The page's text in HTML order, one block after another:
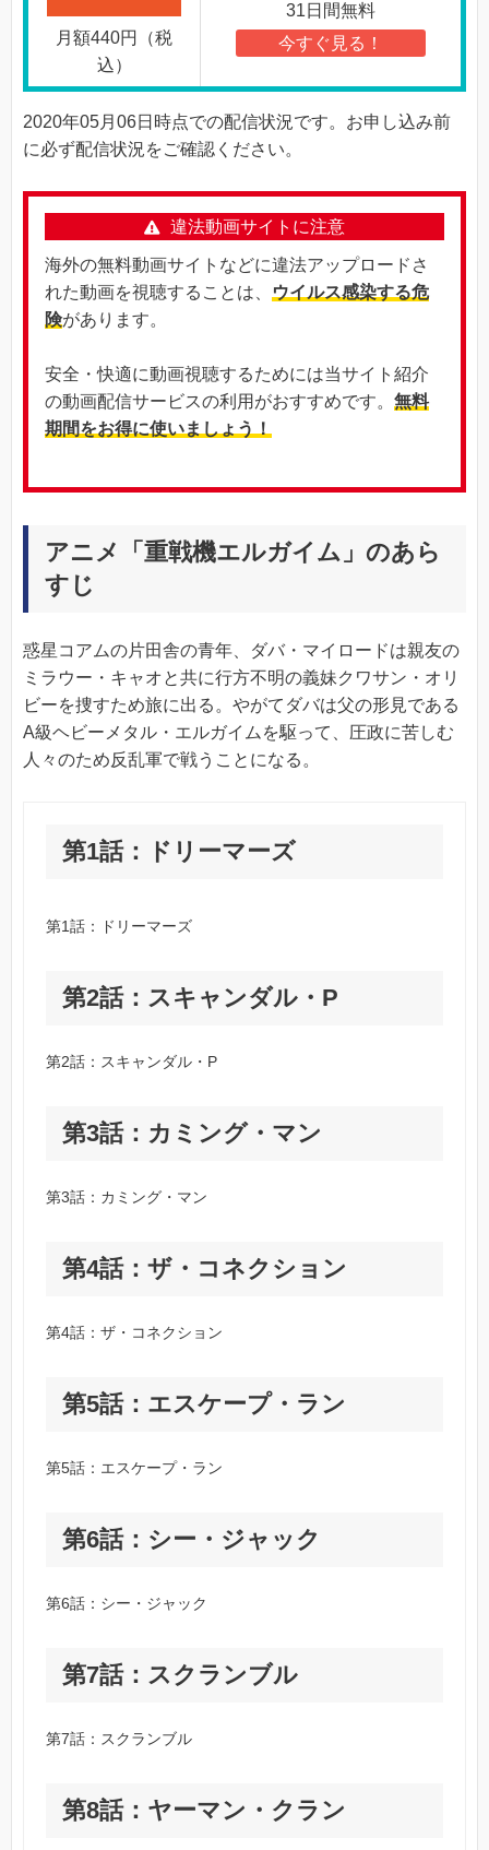
月額440円（税
込）
31日間無料
今すぐ見る！
2020年05月06日時点での配信状況です。お申し込み前
に必ず配信状況をご確認ください。
違法動画サイトに注意
海外の無料動画サイトなどに違法アップロードさ
れた動画を視聴することは、
ウイルス感染する危
険があります。
安全・快適に動画視聴するためには当サイト紹介
の動画配信サービスの利用がおすすめです。 無料
期間をお得に使いましょう！
アニメ「重戦機エルガイム」のあら
すじ
惑星コアムの片田舎の青年、ダバ・マイロードは親友の
ミラウー・キャオと共に行方不明の義妹クワサン・オリ
ビーを捜すため旅に出る。やがてダバは父の形見である
A級ヘビーメタル・エルガイムを駆って、圧政に苦しむ
人々のため反乱軍で戦うことになる。
第1話：ドリーマーズ
第1話：ドリーマーズ
第2話：スキャンダル・P
第2話：スキャンダル・P
第3話：カミング・マン
第3話：カミング・マン
第4話：ザ・コネクション
第4話：ザ・コネクション
第5話：エスケープ・ラン
第5話：エスケープ・ラン
第6話：シー・ジャック
第6話：シー・ジャック
第7話：スクランブル
第7話：スクランブル
第8話：ヤーマン・クラン